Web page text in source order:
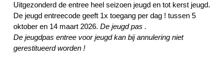
Uitgezonderd de entree heel seizoen jeugd en tot kerst jeugd.
De jeugd entreecode geeft 1x toegang per dag ! tussen 5
oktober en 14 maart 2026. De jeugd pas .
De jeugdpas entree voor jeugd kan bij annulering niet
gerestitueerd worden !